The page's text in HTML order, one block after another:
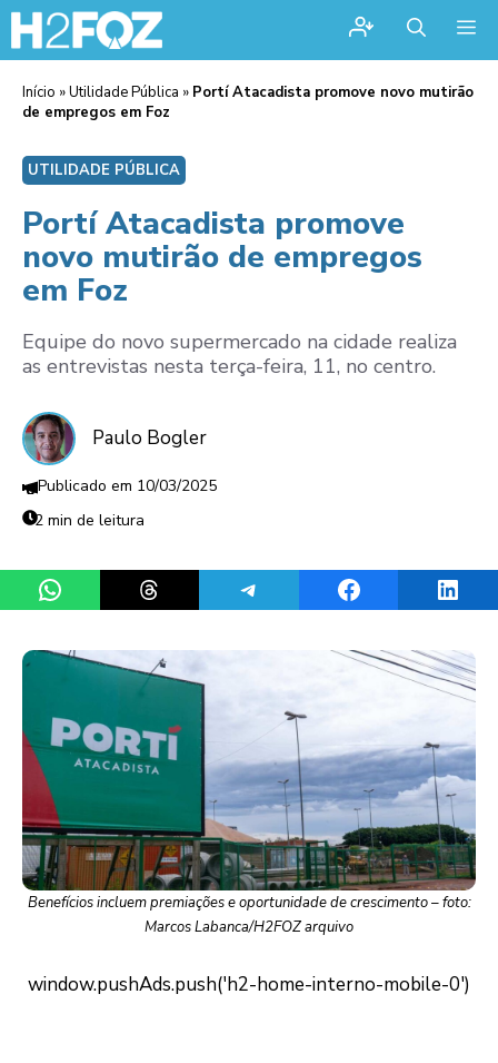
Início »Utilidade Pública » Portí Atacadista promove novo mutirão
de empregos em Foz
UTILIDADE PÚBLICA
Portí Atacadista promove
novo mutirão de empregos
em Foz
Equipe do novo supermercado na cidade realiza
as entrevistas nesta terça-feira, 11, no centro.
Paulo Bogler
10/03/2025
2 min de leitura
Share on WhatsAppShare on ThreadsShare on TelegramShare on Facebook
Benefícios incluem premiações e oportunidade de crescimento – foto:
Marcos Labanca/H2FOZ arquivo